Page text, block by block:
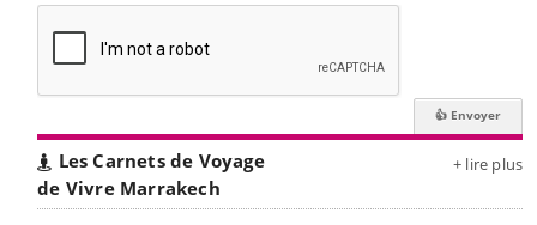
Les Carnets de Voyage
de Vivre Marrakech
+ lire plus